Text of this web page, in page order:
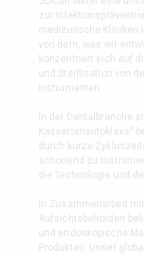
zur
medizinische Kliniken
von dem, was wir
konzentriert sich auf
und Sterilisation von
Instrumenten.
In der Dentalbranche
Kassettenautoklavs
durch kurze
schonend zu
die Technologie und
In Zusammenarbeit
Aufsichtsbehörden
und endoskopische
Produkten. Unser